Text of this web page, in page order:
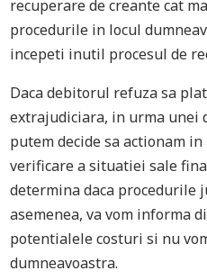
recuperare de creante cat
procedurile in locul
incepeti inutil procesul de
Daca debitorul refuza sa
extrajudiciara, in urma unei
putem decide sa actionam
verificare a situatiei sale
determina daca procedurile
asemenea, va vom informa
potentialele costuri si nu
dumneavoastra.